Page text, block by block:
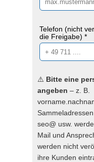
Telefon (nicht
die Freigabe) *
⚠️ Bitte eine
angeben – z. B.
seo@ usw.
Mail und
werden nicht
ihre Kunden